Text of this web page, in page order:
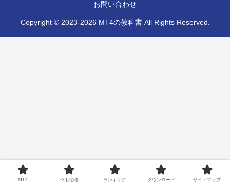
お問い合わせ
Copyright © 2023-2026 MT4の教科書 All Rights Reserved.
MT4 FX初心者 ランキング ダウンロード サイトマップ